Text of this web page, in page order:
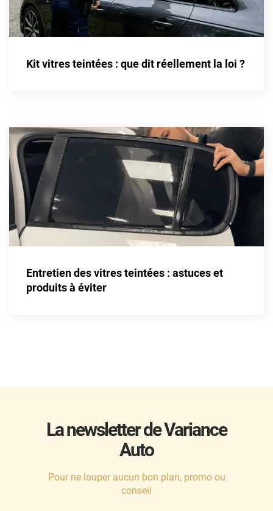
Kit vitres teintées : que dit réellement la loi ?
Entretien des vitres teintées : astuces et
produits à éviter
La newsletter de Variance
Auto
Pour ne louper aucun bon plan, promo ou
conseil